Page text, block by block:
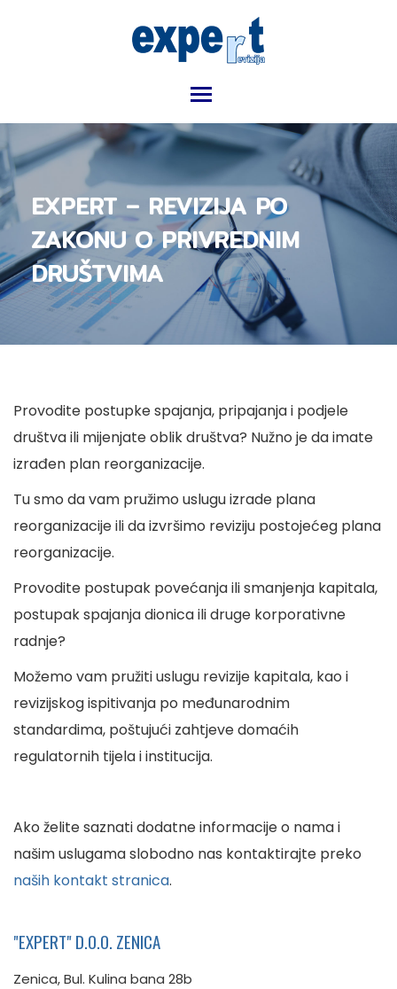
EXPERT – REVIZIJA PO
ZAKONU O PRIVREDNIM
DRUŠTVIMA
Provodite postupke spajanja, pripajanja i podjele
društva ili mijenjate oblik društva? Nužno je da imate
izrađen plan reorganizacije.
Tu smo da vam pružimo uslugu izrade plana
reorganizacije ili da izvršimo reviziju postojećeg plana
reorganizacije.
Provodite postupak povećanja ili smanjenja kapitala,
postupak spajanja dionica ili druge korporativne
radnje?
Možemo vam pružiti uslugu revizije kapitala, kao i
revizijskog ispitivanja po međunarodnim
standardima, poštujući zahtjeve domaćih
regulatornih tijela i institucija.
Ako želite saznati dodatne informacije o nama i
našim uslugama slobodno nas kontaktirajte preko
naših kontakt stranica.
"EXPERT" D.O.O. ZENICA
Zenica, Bul. Kulina bana 28b